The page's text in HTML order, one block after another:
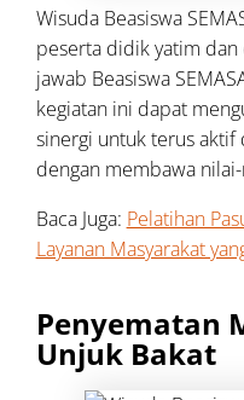
Wisuda Beasiswa
peserta didik yatim dan
jawab Beasiswa
kegiatan ini dapat
sinergi untuk terus aktif
dengan membawa
Baca Juga: Pelatihan
Layanan Masyarakat
Penyematan
Unjuk Bakat